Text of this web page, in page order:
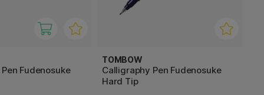
Fudenosuke
TOMBOW
Calligraphy Pen Fudenosuke
Hard Tip